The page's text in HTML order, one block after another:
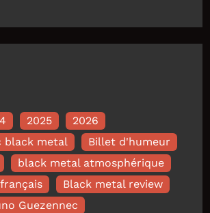
2025
2026
black metal
Billet d'humeur
black metal atmosphérique
Black metal review
Guezennec